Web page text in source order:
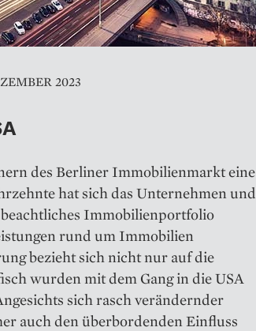
2023
des Berliner Immobilienmarkt eine
hat sich das Unternehmen und
Immobilienportfolio
rund um Immobilien
bezieht sich nicht nur auf die
wurden mit dem Gang in die USA
sich rasch verändernder
auch den überbordenden Einfluss